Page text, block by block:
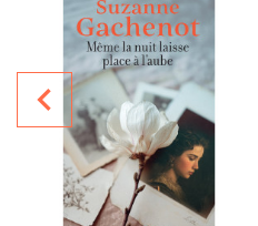
navigate_before